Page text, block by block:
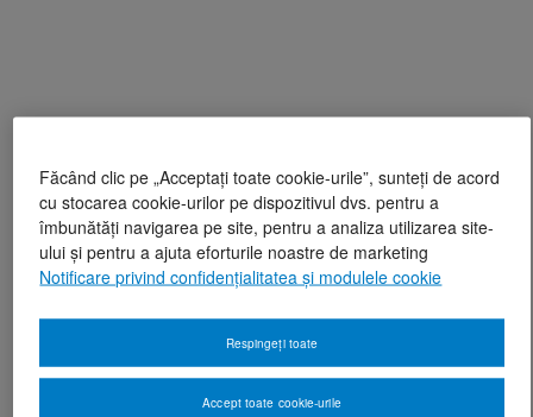
Făcând clic pe „Acceptați toate cookie-urile”, sunteți de acord
cu stocarea cookie-urilor pe dispozitivul dvs. pentru a
îmbunătăți navigarea pe site, pentru a analiza utilizarea site-
ului și pentru a ajuta eforturile noastre de marketing
Notificare privind confidențialitatea și modulele cookie
Respingeți toate
Accept toate cookie-urile